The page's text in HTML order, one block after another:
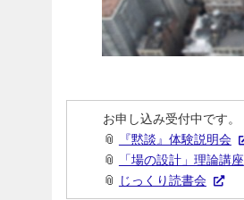
お申し込み受付中です。
📎
『黙談』体験説明会
📎
「場の設計」理論講座
📎
じっくり読書会